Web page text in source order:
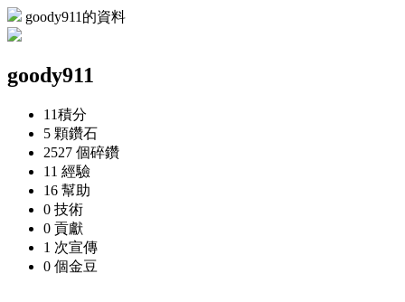
goody911的資料
goody911
11積分
5 顆鑽石
2527 個碎鑽
11 經驗
16 幫助
0 技術
0 貢獻
1 次宣傳
0 個金豆